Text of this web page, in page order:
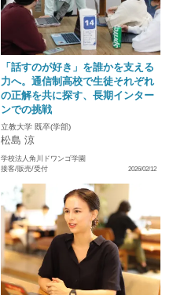
「話すのが好き」を誰かを支える
力へ。通信制高校で生徒それぞれ
の正解を共に探す、長期インター
ンでの挑戦
立教大学 既卒(学部)
松島 涼
学校法人角川ドワンゴ学園
接客/販売/受付
2026/02/12